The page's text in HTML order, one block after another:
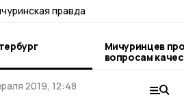
Мичуринцев
вопросам качества и
детских
2019, 12:48